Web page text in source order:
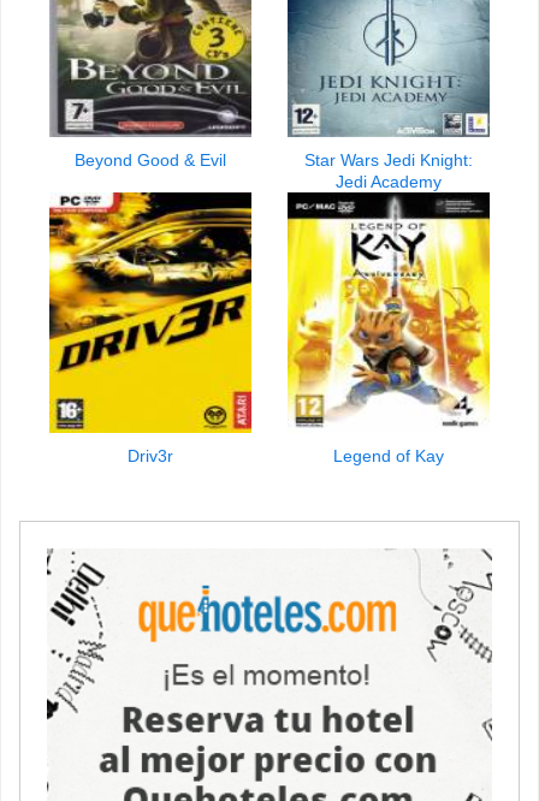
Beyond Good & Evil
Star Wars Jedi Knight:
Jedi Academy
Driv3r Legend of Kay